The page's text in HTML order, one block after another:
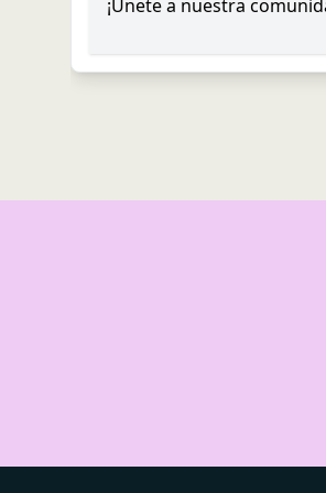
¡Únete a nuestra